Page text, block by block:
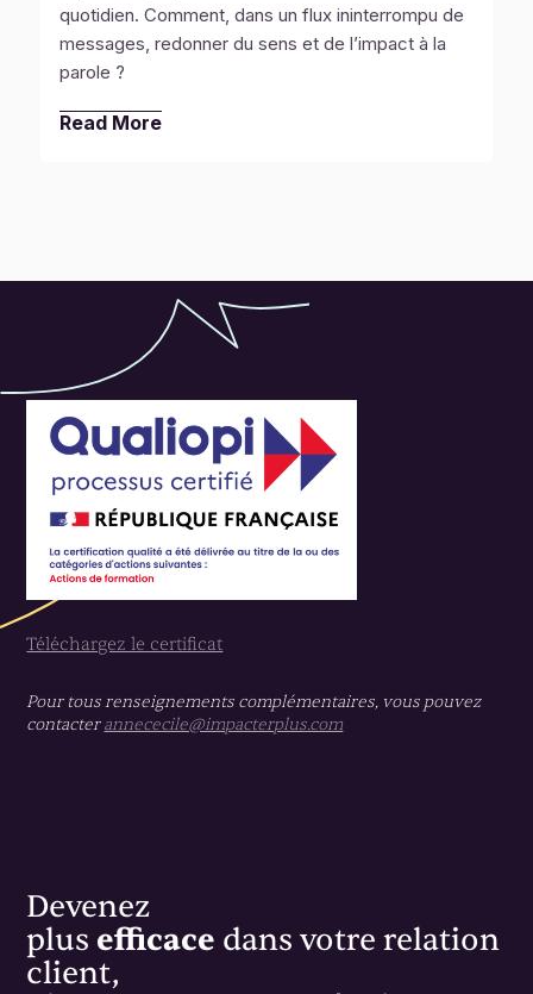
à surréagir face à certains stimuli
National social anxiety center
quotidien. Comment, dans un flux ininterrompu de
messages, redonner du sens et de l’impact à la
parole ?
Read More
Téléchargez le certificat
Pour tous renseignements complémentaires, vous pouvez
contacterannececile@impacterplus.com
Devenez
plus efficace dans votre relation
client,